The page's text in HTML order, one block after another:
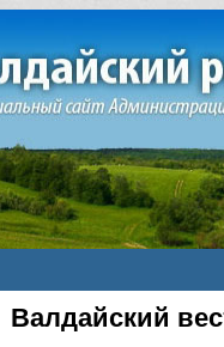
Вы здесь
Валдайский